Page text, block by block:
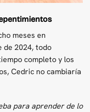
meses en
de 2024, todo
completo y los
Cedric no cambiaría
para aprender de lo